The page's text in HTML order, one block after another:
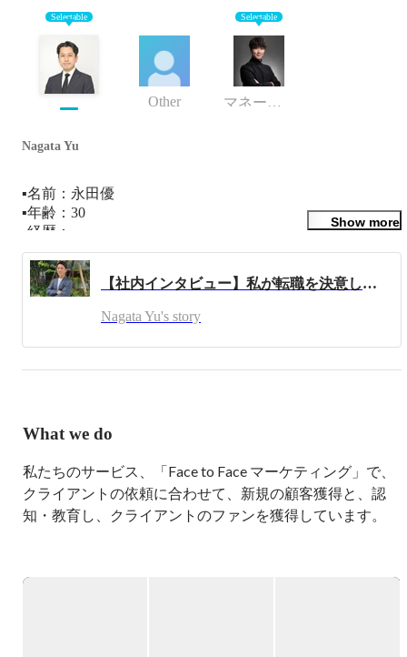
Selectable
Other
Selectable
マネージャー
Nagata Yu
▪️名前：永田優
▪️年齢：30
▪️経歴：
新卒で株式会社IDOM(中古車販売最大手のガリバーブラン
ドなどを持つ)に入社。営業時代は車単価5万円〜1,000万円
など様々な層に自動車販売を経験。
▪️アプコとの出会い：
大学時代の友人の紹介（リファラル）を通しアプコを知
世界で活躍してる多種多様な人との交流を通し、日本と海
▪️皆さんに一言！
アプコグループジャパンは個人を大切にする会社です！
Show more
【社内インタビュー】私が転職を決意した理由
Nagata Yu's story
What we do
私たちのサービス、「Face to Face マーケティング」で、
クライアントの依頼に合わせて、新規の顧客獲得と、認
知・教育し、クライアントのファンを獲得しています。
る企業、団体は国際NGO/NPOなどのチャリティ関連 、